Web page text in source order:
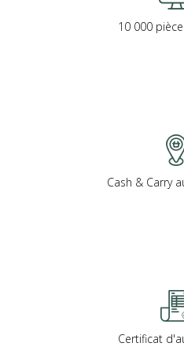
10 000
Cash & Carry
Certificat